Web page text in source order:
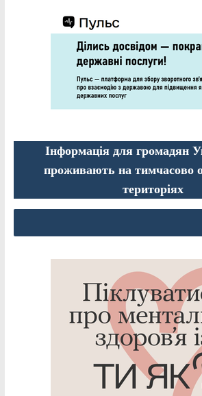
Інформація для громадян
проживають на тимчасово
територіях